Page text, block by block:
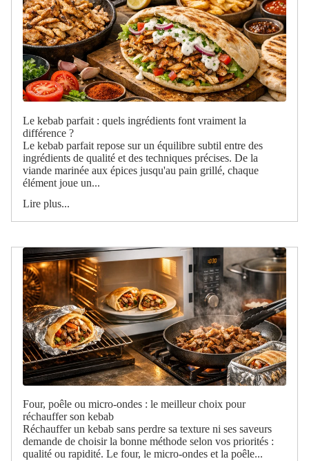
Le kebab parfait : quels ingrédients font vraiment la
différence ?
Le kebab parfait repose sur un équilibre subtil entre des
ingrédients de qualité et des techniques précises. De la
viande marinée aux épices jusqu'au pain grillé, chaque
élément joue un...
Lire plus...
Four, poêle ou micro-ondes : le meilleur choix pour
réchauffer son kebab
Réchauffer un kebab sans perdre sa texture ni ses saveurs
demande de choisir la bonne méthode selon vos priorités :
qualité ou rapidité. Le four, le micro-ondes et la poêle...